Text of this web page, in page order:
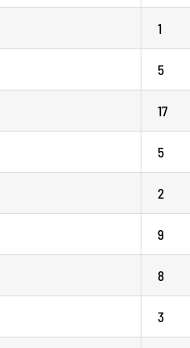
1
5
17
5
2
9
8
3